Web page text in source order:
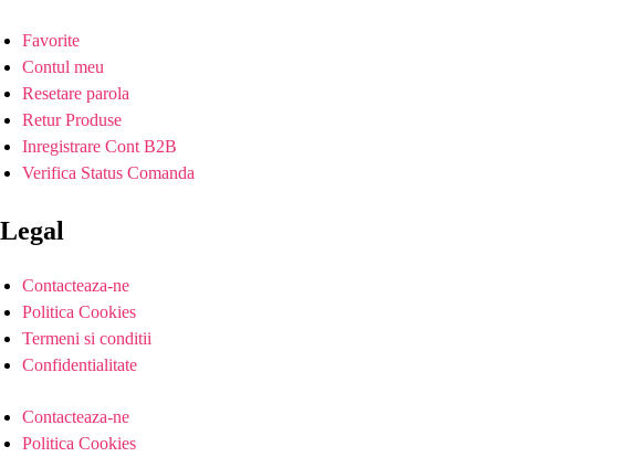
Favorite
Contul meu
Resetare parola
Retur Produse
Inregistrare Cont B2B
Verifica Status Comanda
Legal
Contacteaza-ne
Politica Cookies
Termeni si conditii
Confidentialitate
Contacteaza-ne
Politica Cookies